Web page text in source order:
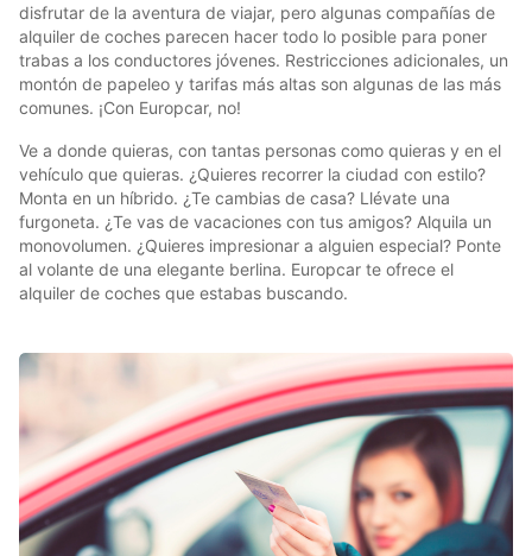
disfrutar de la aventura de viajar, pero algunas compañías de
alquiler de coches parecen hacer todo lo posible para poner
trabas a los conductores jóvenes. Restricciones adicionales, un
montón de papeleo y tarifas más altas son algunas de las más
comunes. ¡Con Europcar, no!
Ve a donde quieras, con tantas personas como quieras y en el
vehículo que quieras. ¿Quieres recorrer la ciudad con estilo?
Monta en un híbrido. ¿Te cambias de casa? Llévate una
furgoneta. ¿Te vas de vacaciones con tus amigos? Alquila un
monovolumen. ¿Quieres impresionar a alguien especial? Ponte
al volante de una elegante berlina. Europcar te ofrece el
alquiler de coches que estabas buscando.